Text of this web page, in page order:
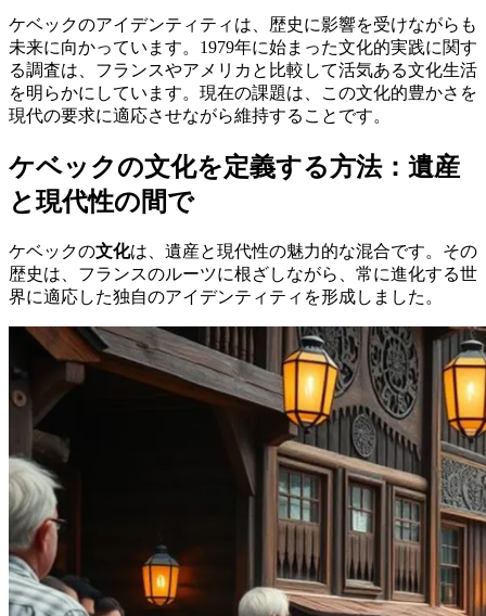
ケベックのアイデンティティは、歴史に影響を受けながらも
未来に向かっています。1979年に始まった文化的実践に関す
る調査は、フランスやアメリカと比較して活気ある文化生活
を明らかにしています。現在の課題は、この文化的豊かさを
現代の要求に適応させながら維持することです。
ケベックの文化を定義する方法：遺産
と現代性の間で
ケベックの文化は、遺産と現代性の魅力的な混合です。その
歴史は、フランスのルーツに根ざしながら、常に進化する世
界に適応した独自のアイデンティティを形成しました。